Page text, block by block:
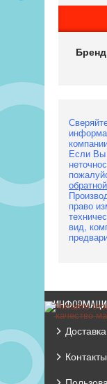
Если Вы
право
вид,
Доставка
Контакты